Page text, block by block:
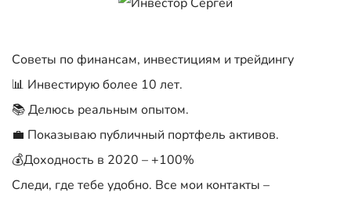
Советы по финансам, инвестициям и трейдингу
📊 Инвестирую более 10 лет.
📚 Делюсь реальным опытом.
💼 Показываю публичный портфель активов.
💰Доходность в 2020 – +100%
Следи, где тебе удобно. Все мои контакты –